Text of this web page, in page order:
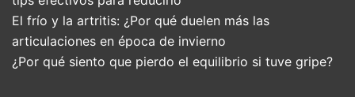
El frío y la artritis: ¿Por qué duelen más las
articulaciones en época de invierno
¿Por qué siento que pierdo el equilibrio si tuve gripe?